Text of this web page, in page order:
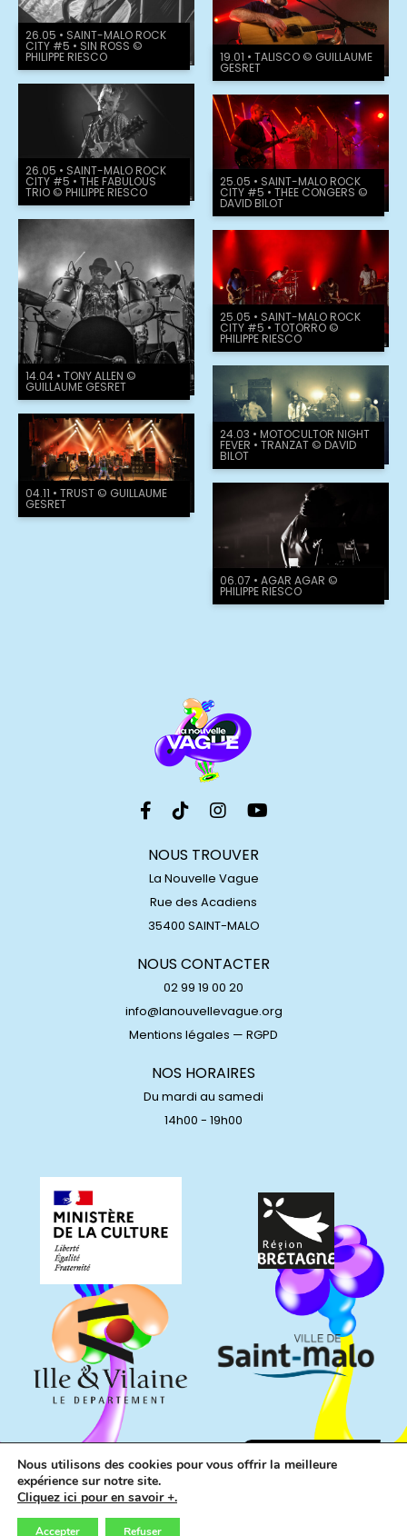
26.05 • SAINT-MALO ROCK
CITY #5 • SIN ROSS ©
PHILIPPE RIESCO 19.01 • TALISCO © GUILLAUME
GESRET
26.05 • SAINT-MALO ROCK
CITY #5 • THE FABULOUS
TRIO © PHILIPPE RIESCO
25.05 • SAINT-MALO ROCK
CITY #5 • THEE CONGERS ©
DAVID BILOT
14.04 • TONY ALLEN ©
GUILLAUME GESRET
25.05 • SAINT-MALO ROCK
CITY #5 • TOTORRO ©
PHILIPPE RIESCO
24.03 • MOTOCULTOR NIGHT
FEVER • TRANZAT © DAVID
BILOT
04.11 • TRUST © GUILLAUME
GESRET
06.07 • AGAR AGAR ©
PHILIPPE RIESCO
NOUS TROUVER
La Nouvelle Vague
Rue des Acadiens
35400 SAINT-MALO
NOUS CONTACTER
02 99 19 00 20
info@lanouvellevague.org
Mentions légales — RGPD
NOS HORAIRES
Du mardi au samedi
14h00 - 19h00
Nous utilisons des cookies pour vous offrir la meilleure
expérience sur notre site.
Cliquez ici pour en savoir +.
Accepter Refuser